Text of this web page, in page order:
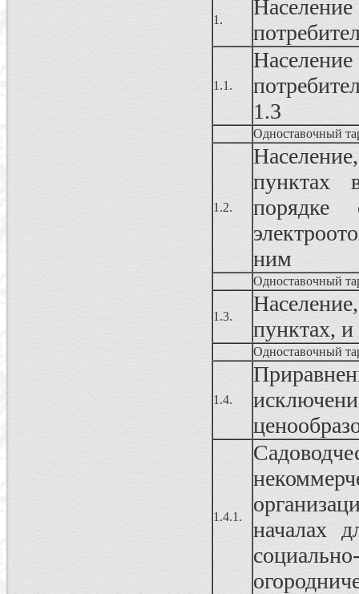
1.
1.1.
1.3
Одноставочный
1.2.
пунктах
порядке
ним
Одноставочный
1.3.
пунктах,
Одноставочный
1.4.
1.4.1.
началах